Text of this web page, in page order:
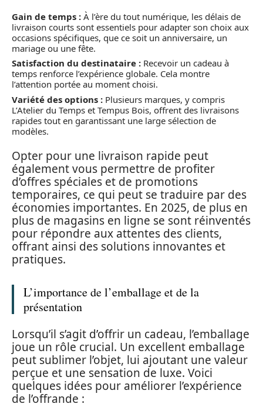
Gain de temps : À l’ère du tout numérique, les délais de
livraison courts sont essentiels pour adapter son choix aux
occasions spécifiques, que ce soit un anniversaire, un
mariage ou une fête.
Satisfaction du destinataire : Recevoir un cadeau à
temps renforce l’expérience globale. Cela montre
l’attention portée au moment choisi.
Variété des options : Plusieurs marques, y compris
L’Atelier du Temps et Tempus Bois, offrent des livraisons
rapides tout en garantissant une large sélection de
modèles.
Opter pour une livraison rapide peut
également vous permettre de profiter
d’offres spéciales et de promotions
temporaires, ce qui peut se traduire par des
économies importantes. En 2025, de plus en
plus de magasins en ligne se sont réinventés
pour répondre aux attentes des clients,
offrant ainsi des solutions innovantes et
pratiques.
L’importance de l’emballage et de la
présentation
Lorsqu’il s’agit d’offrir un cadeau, l’emballage
joue un rôle crucial. Un excellent emballage
peut sublimer l’objet, lui ajoutant une valeur
perçue et une sensation de luxe. Voici
quelques idées pour améliorer l’expérience
de l’offrande :